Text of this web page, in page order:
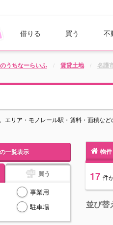
借りる 買う 不
うちなーらいふ 賃貸土地 名護
エリア・モノレール駅・賃料・面積な
一覧表示
買う
事業用
駐車場
物件
17 件
並び替